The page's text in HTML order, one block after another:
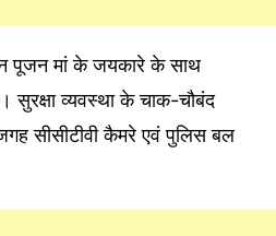
पूजन मां के जयकारे के साथ
सुरक्षा व्यवस्था के चाक-चौबंद
सीसीटीवी कैमरे एवं पुलिस बल